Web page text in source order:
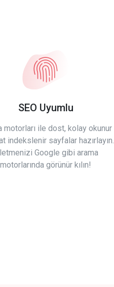
SEO Uyumlu
motorları ile dost, kolay okunur
indekslenir sayfalar hazırlayın.
Google gibi arama
motorlarında görünür kılın!